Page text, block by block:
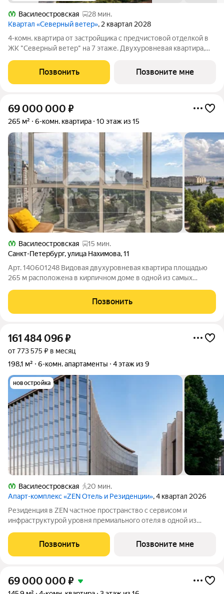
Василеостровская
28 мин.
Квартал «Северный ветер», 2 квартал 2028
4-комн. квартира от застройщика с предчистовой отделкой в
ЖК "Северный ветер" на 7 этаже. Двухуровневая квартира,
идей. Общая площадь: 172.33 кв.м., жилая: 73.3 кв.м., площадь
просторной
Позвонить Позвоните мне
69 000 000 ₽
265 м² 6-комн. квартира 10 этаж из 15
Василеостровская
15 мин.
Санкт-Петербург,улица Нахимова,11
Арт. 140601248 Видовая двухуровневая квартира площадью
265 м расположена в кирпичном доме в одной из самых
заливом и всей необходимой инфраструктурой для жизни
семьи. Локация, которая экономит
Позвонить
161 484 096₽
от 773 575 ₽ в месяц
198,1 м²
6-комн. апартаменты 4 этаж из 9
новостройка
Василеостровская
20 мин.
Апарт-комплекс «ZEN Отель и Резиденции», 4 квартал 2026
Резиденция в ZEN частное пространство с сервисом и
инфраструктурой уровня премиального отеля в одной из
Планировочное решение построено по принципу open space:
минимум коридоров, максимум света,
Позвонить Позвоните мне
69 000 000 ₽